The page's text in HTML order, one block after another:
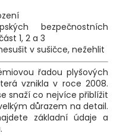
bezpečnostních
1, 2 a 3
v sušičce, nežehlit
řadou plyšových
vznikla v roce 2008.
snaží co nejvíce přiblížit
důrazem na detail.
základní údaje a